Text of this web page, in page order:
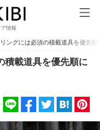
情報
ングには必須の積載道具を優先順
積載道具を優先順に